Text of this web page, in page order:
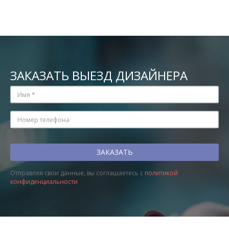
ЗАКАЗАТЬ ВЫЕЗД ДИЗАЙНЕРА
Отправляя свои данные, вы соглашаетесь с политикой
конфиденциальности